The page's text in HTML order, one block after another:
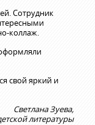
Сотрудник
коллаж.
свой яркий и
Светлана Зуева,
литературы